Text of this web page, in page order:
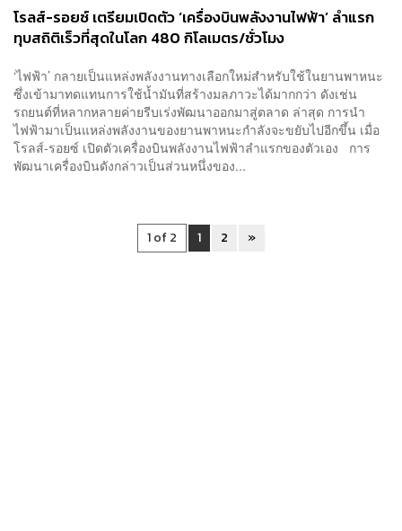
โรลส์-รอยซ์ เตรียมเปิดตัว ‘เครื่องบินพลังงานไฟฟ้า’ ลำแรก
ทุบสถิติเร็วที่สุดในโลก 480 กิโลเมตร/ชั่วโมง
‘ไฟฟ้า’ กลายเป็นแหล่งพลังงานทางเลือกใหม่สำหรับใช้ในยานพาหนะ
ซึ่งเข้ามาทดแทนการใช้น้ำมันที่สร้างมลภาวะได้มากกว่า ดังเช่น
รถยนต์ที่หลากหลายค่ายรีบเร่งพัฒนาออกมาสู่ตลาด ล่าสุด การนำ
ไฟฟ้ามาเป็นแหล่งพลังงานของยานพาหนะกำลังจะขยับไปอีกขึ้น เมื่อ
โรลส์-รอยซ์ เปิดตัวเครื่องบินพลังงานไฟฟ้าลำแรกของตัวเอง การ
พัฒนาเครื่องบินดังกล่าวเป็นส่วนหนึ่งของ...
1 of 2 1 2 »